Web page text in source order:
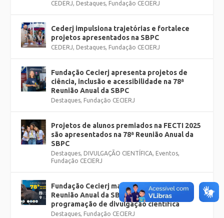
CEDERJ, Destaques, Fundação CECIERJ
Cederj impulsiona trajetórias e fortalece
projetos apresentados na SBPC
CEDERJ, Destaques, Fundação CECIERJ
Fundação Cecierj apresenta projetos de
ciência, inclusão e acessibilidade na 78ª
Reunião Anual da SBPC
Destaques, Fundação CECIERJ
Projetos de alunos premiados na FECTI 2025
são apresentados na 78ª Reunião Anual da
SBPC
Destaques, DIVULGAÇÃO CIENTÍFICA, Eventos,
Fundação CECIERJ
Fundação Cecierj marca presença na 78ª
Reunião Anual da SBPC, na UFF, com ampla
programação de divulgação científica
Destaques, Fundação CECIERJ